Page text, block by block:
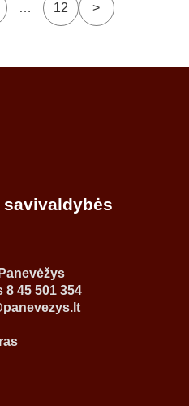
… 12 >
savivaldybės
8 45 501 354